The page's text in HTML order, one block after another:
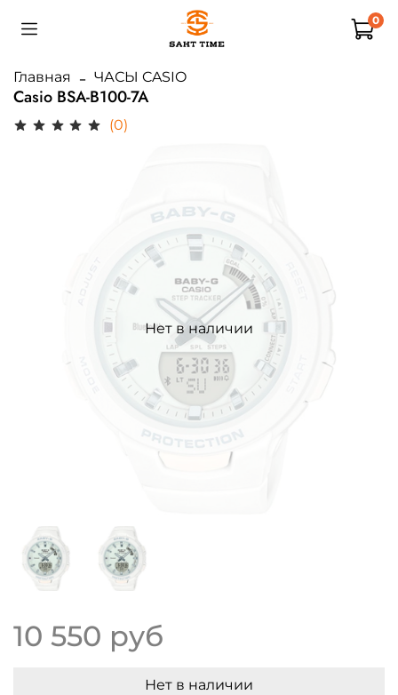
0
Главная ЧАСЫ CASIO
Casio BSA-B100-7A
(0)
Нет в наличии
10 550 руб
Нет в наличии